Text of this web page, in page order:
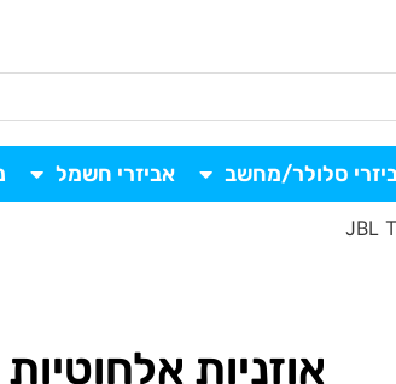
סלולר/מחשב אביזרי חשמל